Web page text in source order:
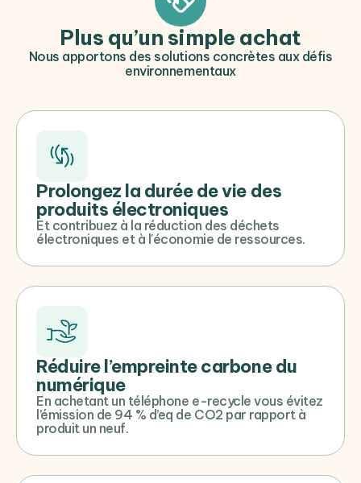
Plus qu’un simple achat
Nous apportons des solutions concrètes aux défis
environnementaux
Prolongez la durée de vie des
produits électroniques
Et contribuez à la réduction des déchets
électroniques et à l'économie de ressources.
Réduire l’empreinte carbone du
numérique
En achetant un téléphone e-recycle vous évitez
l’émission de 94 % d’eq de CO2 par rapport à
produit un neuf.